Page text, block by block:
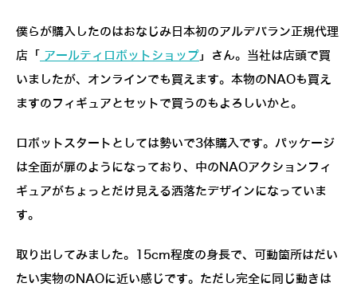
僕らが購入したのはおなじみ日本初のアルデバラン正規代理
店「 アールティロボットショップ」さん。当社は店頭で買
いましたが、オンラインでも買えます。本物のNAOも買え
ますのフィギュアとセットで買うのもよろしいかと。
ロボットスタートとしては勢いで3体購入です。パッケージ
は全面が扉のようになっており、中のNAOアクションフィ
ギュアがちょっとだけ見える洒落たデザインになっていま
す。
取り出してみました。15cm程度の身長で、可動箇所はだい
たい実物のNAOに近い感じです。ただし完全に同じ動きは